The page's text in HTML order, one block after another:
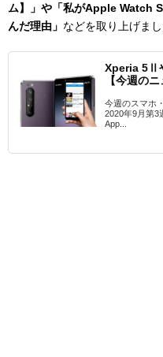
ム】」や「私がApple Watch
んだ理由」 などを取り上げまし
Xperia 5Ⅱ
【今週のニ
今週のスマホ
2020年9月第3
App...